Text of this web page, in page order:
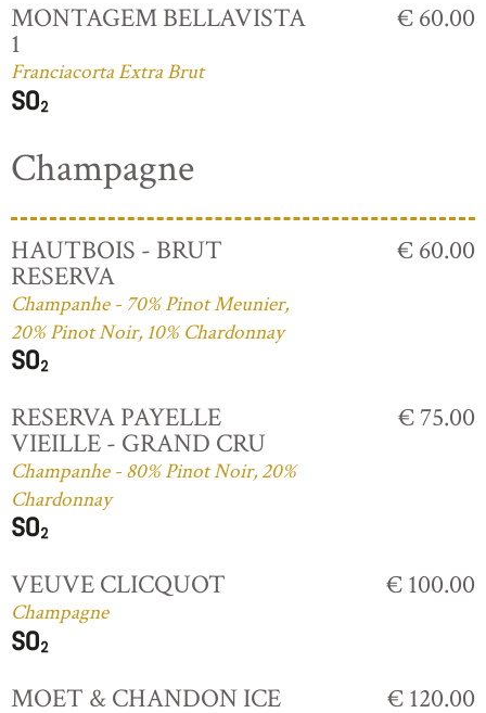
MONTAGEM BELLAVISTA
1
Franciacorta Extra Brut
€ 60.00
Champagne
HAUTBOIS - BRUT
RESERVA
Champanhe - 70% Pinot Meunier,
20% Pinot Noir, 10% Chardonnay
€ 60.00
RESERVA PAYELLE
VIEILLE - GRAND CRU
Champanhe - 80% Pinot Noir, 20%
Chardonnay
€ 75.00
VEUVE CLICQUOT
Champagne
€ 100.00
MOET & CHANDON ICE € 120.00